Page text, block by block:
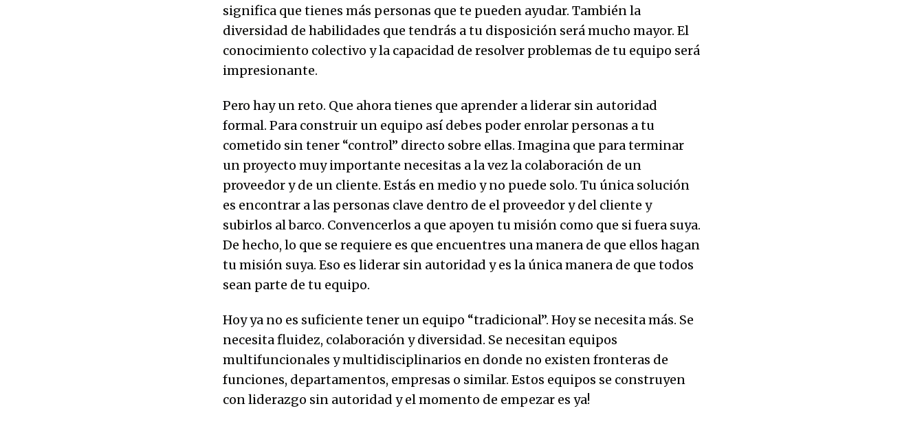
significa que tienes más personas que te pueden ayudar. También la
diversidad de habilidades que tendrás a tu disposición será mucho mayor. El
conocimiento colectivo y la capacidad de resolver problemas de tu equipo será
impresionante.
Pero hay un reto. Que ahora tienes que aprender a liderar sin autoridad
formal. Para construir un equipo así debes poder enrolar personas a tu
cometido sin tener “control” directo sobre ellas. Imagina que para terminar
un proyecto muy importante necesitas a la vez la colaboración de un
proveedor y de un cliente. Estás en medio y no puede solo. Tu única solución
es encontrar a las personas clave dentro de el proveedor y del cliente y
subirlos al barco. Convencerlos a que apoyen tu misión como que si fuera suya.
De hecho, lo que se requiere es que encuentres una manera de que ellos hagan
tu misión suya. Eso es liderar sin autoridad y es la única manera de que todos
sean parte de tu equipo.
Hoy ya no es suficiente tener un equipo “tradicional”. Hoy se necesita más. Se
necesita fluidez, colaboración y diversidad. Se necesitan equipos
multifuncionales y multidisciplinarios en donde no existen fronteras de
funciones, departamentos, empresas o similar. Estos equipos se construyen
con liderazgo sin autoridad y el momento de empezar es ya!